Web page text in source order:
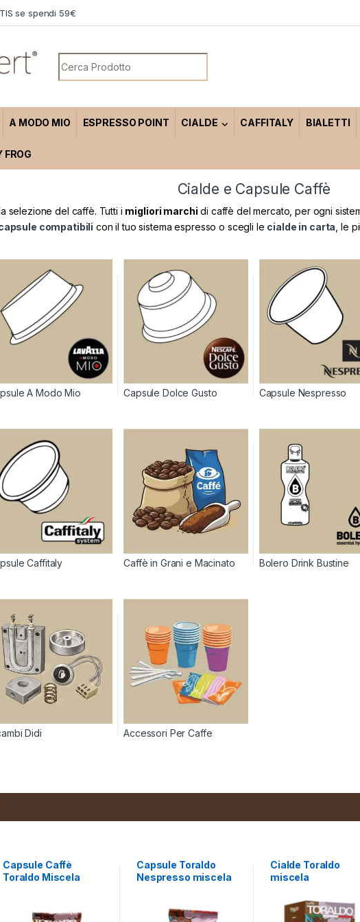
se spendi 59€
Search for:
A MODO MIO ESPRESSO POINT CIALDE CAFFITALY BIALETTI
FROG
Cialde e Capsule Caffè
selezione del caffè. Tutti i migliori marchi di caffè del mercato, per ogni
compatibili con il tuo sistema espresso o scegli le cialde in carta , le
A Modo Mio Capsule Dolce Gusto Capsule Nespresso
Caffitaly Caffè in Grani e Macinato Bolero Drink Bustine
Didi Accessori Per Caffe
Capsule Caffè
Toraldo Miscela
Capsule Toraldo
Nespresso miscela
Cialde Toraldo
miscela